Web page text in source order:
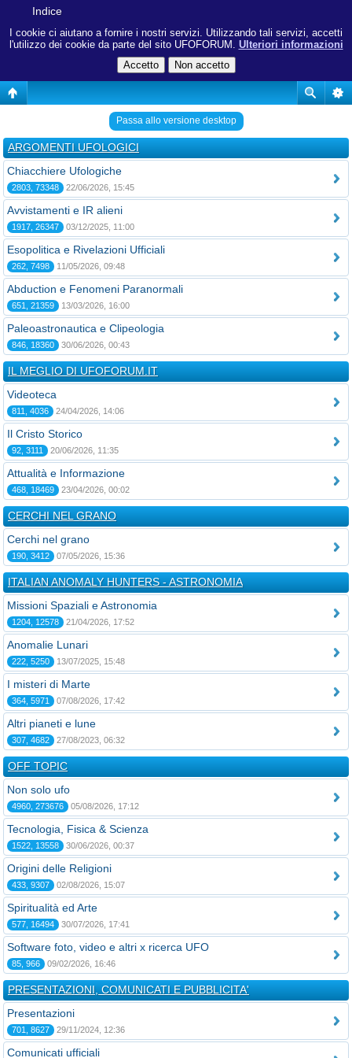
I cookie ci aiutano a fornire i nostri servizi. Utilizzando tali servizi, accetti
l'utilizzo dei cookie da parte del sito UFOFORUM. Ulteriori informazioni
Indice
Passa allo versione desktop
ARGOMENTI UFOLOGICI
Chiacchiere Ufologiche
2803, 73348 22/06/2026, 15:45
Avvistamenti e IR alieni
1917, 26347 03/12/2025, 11:00
Esopolitica e Rivelazioni Ufficiali
262, 7498 11/05/2026, 09:48
Abduction e Fenomeni Paranormali
651, 21359 13/03/2026, 16:00
Paleoastronautica e Clipeologia
846, 18360 30/06/2026, 00:43
IL MEGLIO DI UFOFORUM.IT
Videoteca
811, 4036 24/04/2026, 14:06
Il Cristo Storico
92, 3111 20/06/2026, 11:35
Attualità e Informazione
468, 18469 23/04/2026, 00:02
CERCHI NEL GRANO
Cerchi nel grano
190, 3412 07/05/2026, 15:36
ITALIAN ANOMALY HUNTERS - ASTRONOMIA
Missioni Spaziali e Astronomia
1204, 12578 21/04/2026, 17:52
Anomalie Lunari
222, 5250 13/07/2025, 15:48
I misteri di Marte
364, 5971 07/08/2026, 17:42
Altri pianeti e lune
307, 4682 27/08/2023, 06:32
OFF TOPIC
Non solo ufo
4960, 273676 05/08/2026, 17:12
Tecnologia, Fisica & Scienza
1522, 13558 30/06/2026, 00:37
Origini delle Religioni
433, 9307 02/08/2026, 15:07
Spiritualità ed Arte
577, 16494 30/07/2026, 17:41
Software foto, video e altri x ricerca UFO
85, 966 09/02/2026, 16:46
PRESENTAZIONI, COMUNICATI E PUBBLICITA'
Presentazioni
701, 8627 29/11/2024, 12:36
Comunicati ufficiali